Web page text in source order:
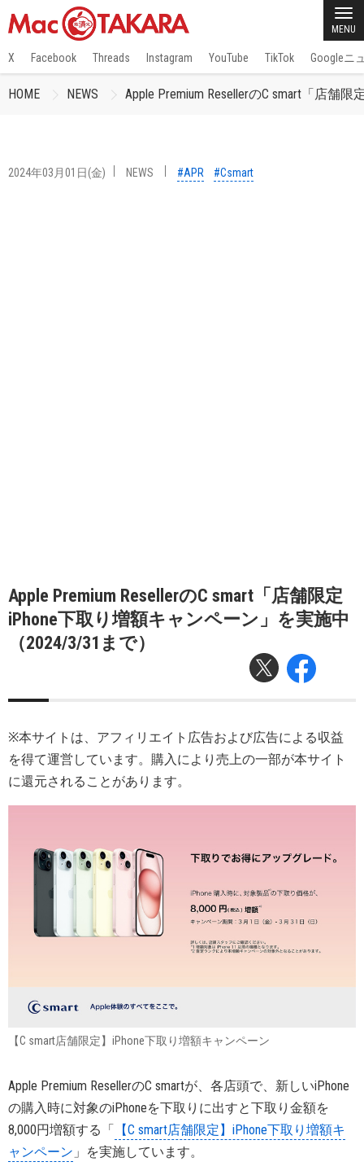
MENU
X Facebook Threads Instagram YouTube TikTok Googleニ
HOME NEWS Apple Premium ResellerのC smart「店舗
2024年03月01日(金) NEWS #APR #Csmart
Apple Premium ResellerのC smart「店舗限定
iPhone下取り増額キャンペーン」を実施中
（2024/3/31まで）
※本サイトは、アフィリエイト広告および広告による収益
を得て運営しています。購入により売上の一部が本サイト
に還元されることがあります。
【C smart店舗限定】iPhone下取り増額キャンペーン
Apple Premium ResellerのC smartが、各店頭で、新しいiPhone
の購入時に対象のiPhoneを下取りに出すと下取り金額を
8,000円増額する「 【C smart店舗限定】iPhone下取り増額キ
ャンペーン 」を実施しています。